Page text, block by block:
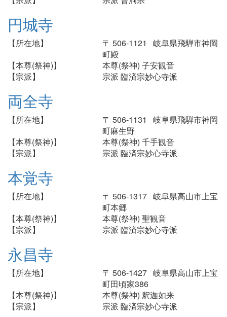
円城寺
【所在地】
〒 506-1121 岐阜県飛騨市神岡
町殿
【本尊(祭神)】
本尊(祭神) 子安観音
【宗派】
宗派 臨済宗妙心寺派
両全寺
【所在地】
〒 506-1131 岐阜県飛騨市神岡
町麻生野
【本尊(祭神)】
本尊(祭神) 千手観音
【宗派】
宗派 臨済宗妙心寺派
本覚寺
【所在地】
〒 506-1317 岐阜県高山市上宝
町本郷
【本尊(祭神)】
本尊(祭神) 聖観音
【宗派】
宗派 臨済宗妙心寺派
永昌寺
【所在地】
〒 506-1427 岐阜県高山市上宝
町田頃家386
【本尊(祭神)】
本尊(祭神) 釈迦如来
【宗派】
宗派 臨済宗妙心寺派